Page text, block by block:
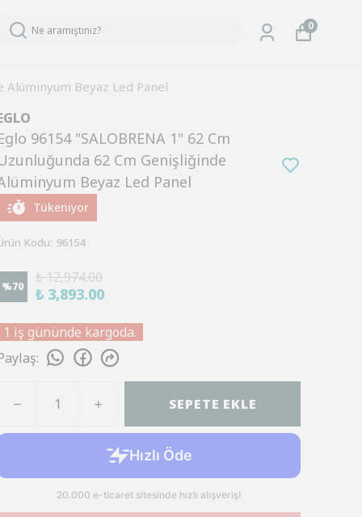
0
Alüminyum Beyaz Led Panel
96154 "SALOBRENA 1" 62 Cm
62 Cm Genişliğinde
Beyaz Led Panel
Tükeniyor
Kodu: 96154
%70
₺ 12,974.00
₺ 3,893.00
1 iş gününde kargoda.
:
SEPETE EKLE